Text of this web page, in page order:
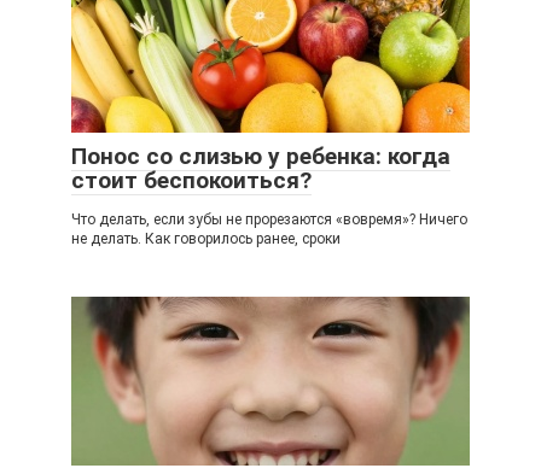
Понос со слизью у ребенка: когда
стоит беспокоиться?
Что делать, если зубы не прорезаются «вовремя»? Ничего
не делать. Как говорилось ранее, сроки